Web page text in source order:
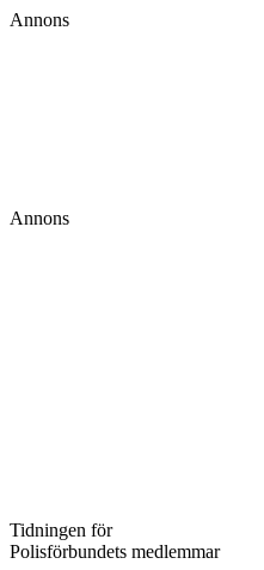
Annons
Annons
Tidningen för
Polisförbundets medlemmar